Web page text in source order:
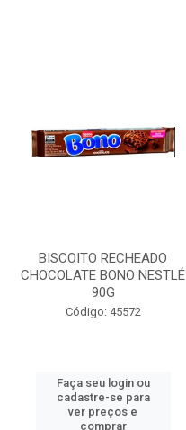
BISCOITO RECHEADO
CHOCOLATE BONO NESTLÉ
90G
Código: 45572
Faça seu login ou
cadastre-se para
ver preços e
comprar